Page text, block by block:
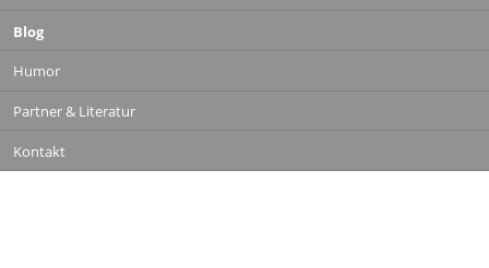
Blog
Humor
Partner & Literatur
Kontakt